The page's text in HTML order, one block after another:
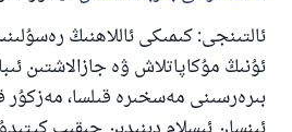
ئالتىنجى: كىمىكى ئاللاھنىڭ
ئۇنىڭ مۇكاپاتلاش ۋە جازالاشتىن
بىرەرسىنى مەسخىرە قىلسا،